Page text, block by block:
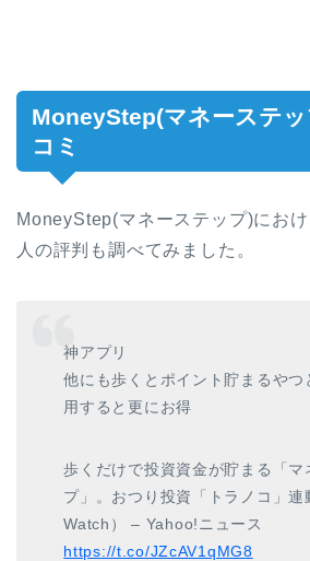
MoneyStep(マネーステッ
コミ
MoneyStep(マネーステップ)にお
人の評判も調べてみました。
神アプリ
他にも歩くとポイント貯まるやつ
用すると更にお得
歩くだけで投資資金が貯まる「マ
プ」。おつり投資「トラノコ」
Watch） – Yahoo!ニュース
https://t.co/JZcAV1qMG8